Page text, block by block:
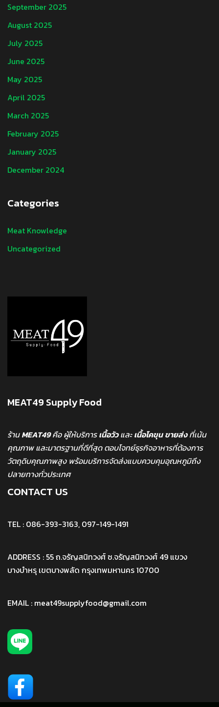
September 2025
August 2025
July 2025
June 2025
May 2025
April 2025
March 2025
February 2025
January 2025
December 2024
Categories
Meat Knowledge
Uncategorized
MEAT49 Supply Food
ร้านMEAT49คือ ผู้ให้บริการเนื้อวัวและเนื้อโคขุน ขายส่งที่เน้น
คุณภาพ และมาตรฐานที่ดีที่สุด ตอบโจทย์ธุรกิจอาหารที่ต้องการ
วัตถุดิบคุณภาพสูง พร้อมบริการจัดส่งแบบควบคุมอุณหภูมิถึง
ปลายทางทั่วประเทศ
CONTACT US
TEL : 086-393-3163, 097-149-1491
ADDRESS : 55 ถ.จรัญสนิทวงศ์ ซ.จรัญสนิทวงศ์ 49 แขวง
บางบำหรุ เขตบางพลัด กรุงเทพมหานคร 10700
EMAIL : meat49supplyfood@gmail.com